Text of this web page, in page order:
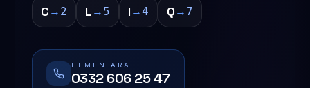
C→ 2 L→ 5 I→4 Q→ 7
HEMEN ARA
0332 606 25 47